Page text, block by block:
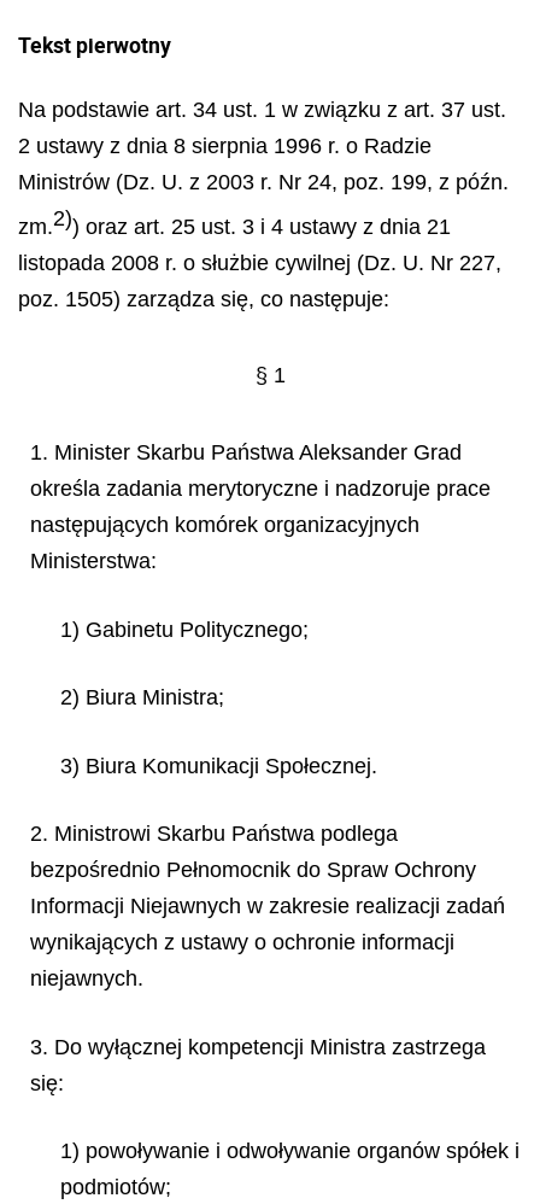
Tekst pierwotny
Na podstawie art. 34 ust. 1 w związku z art. 37 ust.
2 ustawy z dnia 8 sierpnia 1996 r. o Radzie
Ministrów (Dz. U. z 2003 r. Nr 24, poz. 199, z późn.
zm.2)) oraz art. 25 ust. 3 i 4 ustawy z dnia 21
listopada 2008 r. o służbie cywilnej (Dz. U. Nr 227,
poz. 1505) zarządza się, co następuje:
§ 1
1. Minister Skarbu Państwa Aleksander Grad
określa zadania merytoryczne i nadzoruje prace
następujących komórek organizacyjnych
Ministerstwa:
1) Gabinetu Politycznego;
2) Biura Ministra;
3) Biura Komunikacji Społecznej.
2. Ministrowi Skarbu Państwa podlega
bezpośrednio Pełnomocnik do Spraw Ochrony
Informacji Niejawnych w zakresie realizacji zadań
wynikających z ustawy o ochronie informacji
niejawnych.
3. Do wyłącznej kompetencji Ministra zastrzega
się:
1) powoływanie i odwoływanie organów spółek i
podmiotów;